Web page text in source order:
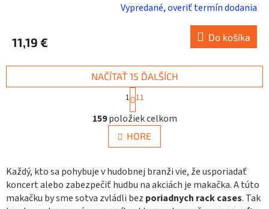
Vypredané, overiť termín dodania
11,19 € Do košíka
O
v
l
á
a
c
i
e
NAČÍTAŤ 15 ĎALŠÍCH
S
t
r
á
n
k
a
n
i
e
1 11
159položiek celkom
HORE
Každý, kto sa pohybuje v hudobnej branži vie, že usporiadať
koncert alebo zabezpečiť hudbu na akciách je makačka. A túto
makačku by sme sotva zvládli bez poriadnych rack cases. Tak